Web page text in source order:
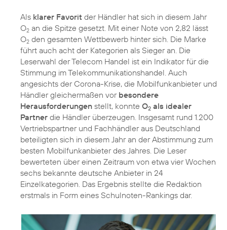
Als klarer Favorit der Händler hat sich in diesem Jahr
O2 an die Spitze gesetzt. Mit einer Note von 2,82 lässt
O2 den gesamten Wettbewerb hinter sich. Die Marke
führt auch acht der Kategorien als Sieger an. Die
Leserwahl der Telecom Handel ist ein Indikator für die
Stimmung im Telekommunikationshandel. Auch
angesichts der Corona-Krise, die Mobilfunkanbieter und
Händler gleichermaßen vor besondere
Herausforderungen stellt, konnte O2 als idealer
Partner die Händler überzeugen. Insgesamt rund 1.200
Vertriebspartner und Fachhändler aus Deutschland
beteiligten sich in diesem Jahr an der Abstimmung zum
besten Mobilfunkanbieter des Jahres. Die Leser
bewerteten über einen Zeitraum von etwa vier Wochen
sechs bekannte deutsche Anbieter in 24
Einzelkategorien. Das Ergebnis stellte die Redaktion
erstmals in Form eines Schulnoten-Rankings dar.